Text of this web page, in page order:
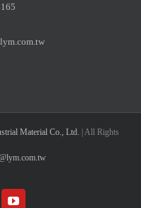
Material Co., Ltd. | All Rights
YouTube